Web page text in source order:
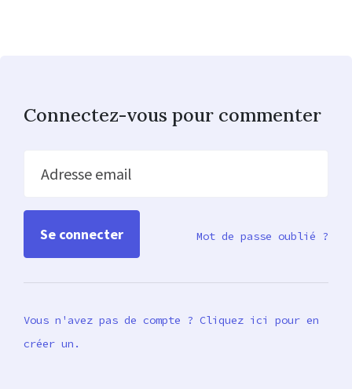
Connectez-vous pour commenter
Adresse email
Mot de passe oublié ?
Vous n'avez pas de compte ? Cliquez ici pour en
créer un.